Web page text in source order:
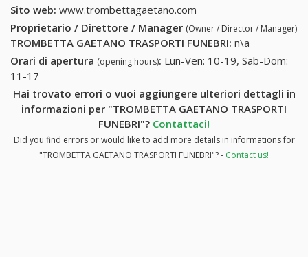
Sito web: www.trombettagaetano.com
Proprietario / Direttore / Manager (Owner / Director / Manager)
TROMBETTA GAETANO TRASPORTI FUNEBRI: n\a
Orari di apertura (opening hours): Lun-Ven: 10-19, Sab-Dom:
11-17
Hai trovato errori o vuoi aggiungere ulteriori dettagli in
informazioni per "TROMBETTA GAETANO TRASPORTI
FUNEBRI"? Contattaci!
Did you find errors or would like to add more details in informations for
"TROMBETTA GAETANO TRASPORTI FUNEBRI"? - Contact us!